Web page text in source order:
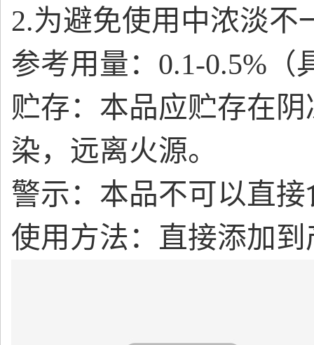
2.为避免使用中浓淡不
参考用量：0.1-0.5%
贮存：本品应贮存在
染，远离火源。
警示：本品不可以直
使用方法：直接添加